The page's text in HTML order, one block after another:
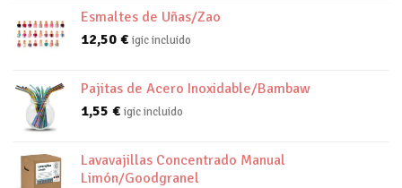
Esmaltes de Uñas/Zao
12,50 € igic incluido
Pajitas de Acero Inoxidable/Bambaw
1,55 € igic incluido
Lavavajillas Concentrado Manual
Limón/Goodgranel